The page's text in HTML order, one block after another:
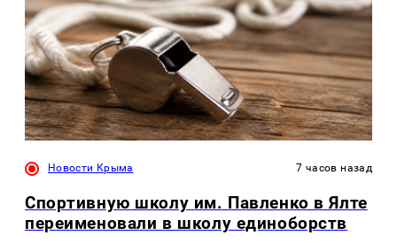
Новости Крыма 7 часов назад
Спортивную школу им. Павленко в Ялте
переименовали в школу единоборств